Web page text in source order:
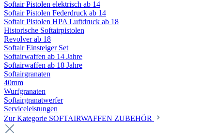
Softair Pistolen elektrisch ab 14
Softair Pistolen Federdruck ab 14
Softair Pistolen HPA Luftdruck ab 18
Historische Softairpistolen
Revolver ab 18
Softair Einsteiger Set
Softairwaffen ab 14 Jahre
Softairwaffen ab 18 Jahre
Softairgranaten
40mm
Wurfgranaten
Softairgranatwerfer
Serviceleistungen
Zur Kategorie SOFTAIRWAFFEN ZUBEHÖR